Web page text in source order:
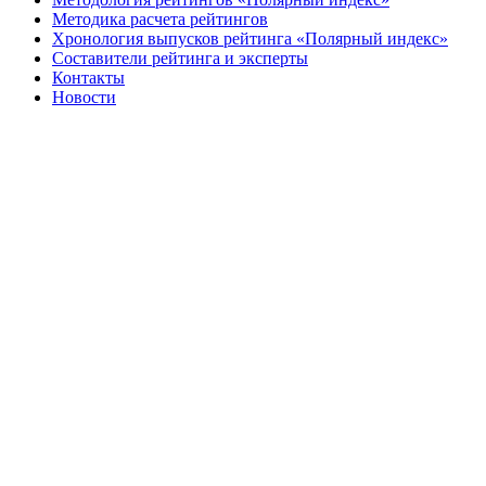
Методика расчета рейтингов
Хронология выпусков рейтинга «Полярный индекс»
Составители рейтинга и эксперты
Контакты
Новости